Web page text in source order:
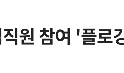
원 참여 '플로